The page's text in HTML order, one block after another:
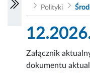
Polityki
Załącznik
dokumentu